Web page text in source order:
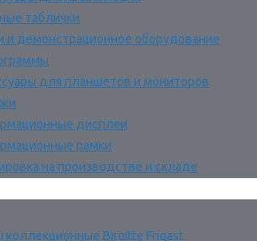
таблички
и демонстрационное оборудование
для планшетов и мониторов
дисплеи
рамки
на производстве и складе
коллекционные Birgitte Frigast